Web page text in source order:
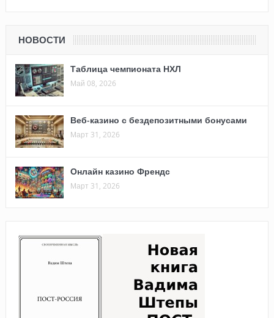
НОВОСТИ
Таблица чемпионата НХЛ
Май 08, 2026
Веб-казино с бездепозитными бонусами
Март 31, 2026
Онлайн казино Френдс
Март 31, 2026